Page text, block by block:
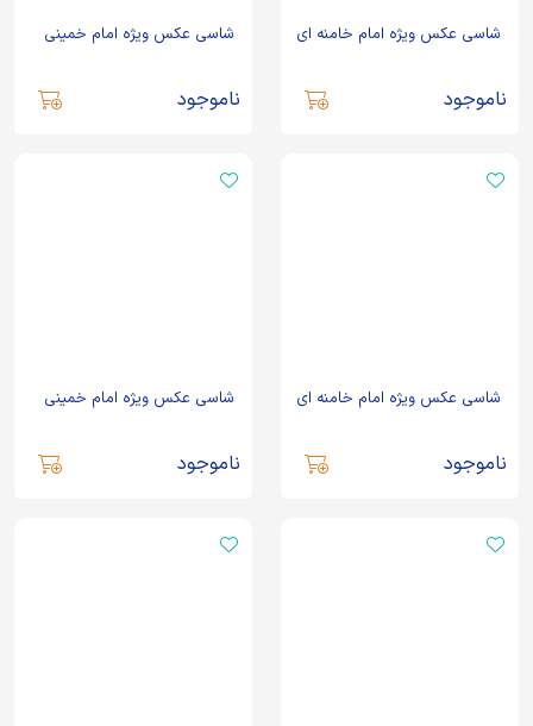
شاسی عکس ویژه امام خامنه ای
ناموجود
شاسی عکس ویژه امام خمینی
ناموجود
شاسی عکس ویژه امام خامنه ای
ناموجود
شاسی عکس ویژه امام خمینی
ناموجود